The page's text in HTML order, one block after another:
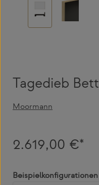
Tagedieb Bett
Moormann
2.619,00 €*
Beispielkonfigurationen